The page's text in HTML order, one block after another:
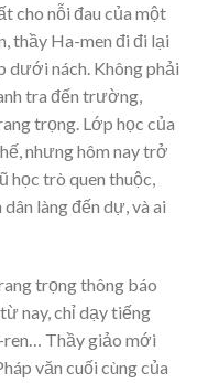
cho nỗi đau của một
thầy Ha-men đi đi lại
nách. Không phải
tra đến trường,
trọng. Lớp học của
nhưng hôm nay trở
học trò quen thuộc,
làng đến dự, và ai
trọng thông báo
nay, chỉ dạy tiếng
Thầy giảo mới
văn cuối cùng của